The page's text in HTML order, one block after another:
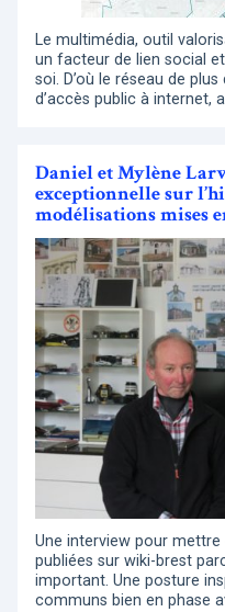
Le multimédia, outil
un facteur de lien social
soi. D’où le réseau de
d’accès public à internet,
Daniel et Mylène
exceptionnelle sur
modélisations mises
Une interview pour mettre
publiées sur wiki-brest
important. Une posture
communs bien en phase